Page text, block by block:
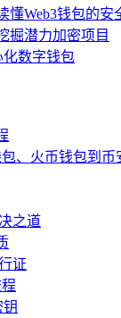
懂Web3钱包的安
掘潜力加密项目
数字钱包
、火币钱包到币
之道
证